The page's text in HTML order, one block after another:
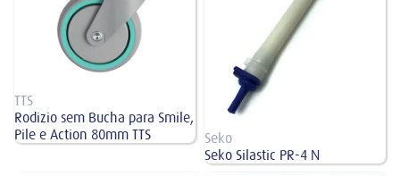
TTS
Rodizio sem Bucha para Smile,
Pile e Action 80mm TTS
Seko
Seko Silastic PR-4 N